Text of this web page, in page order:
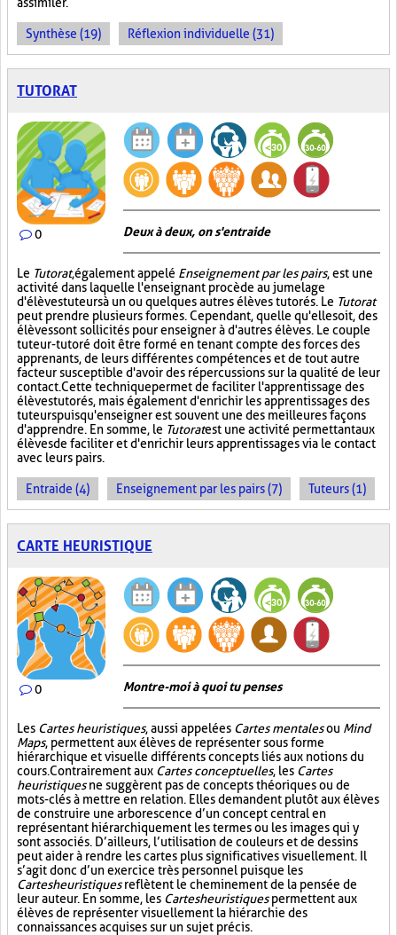
Synthèse (19) Réflexion individuelle (31)
TUTORAT
0 Deux à deux, on s'entraide
Le Tutorat, également appelé Enseignement par les pairs, est une
activité dans laquelle l'enseignant procède au jumelage
d'élèves tuteurs à un ou quelques autres élèves tutorés. Le Tutorat
peut prendre plusieurs formes. Cependant, quelle qu'elle soit, des
élèves sont sollicités pour enseigner à d'autres élèves. Le couple
tuteur-tutoré doit être formé en tenant compte des forces des
apprenants, de leurs différentes compétences et de tout autre
facteur susceptible d'avoir des répercussions sur la qualité de leur
contact. Cette technique permet de faciliter l'apprentissage des
élèves tutorés, mais également d'enrichir les apprentissages des
tuteurs puisqu'enseigner est souvent une des meilleures façons
d'apprendre. En somme, le Tutoratest une activité permettant aux
élèves de faciliter et d'enrichir leurs apprentissages via le contact
avec leurs pairs.
Entraide (4) Enseignement par les pairs (7) Tuteurs (1)
CARTE HEURISTIQUE
0 Montre-moi à quoi tu penses
Les Cartes heuristiques, aussi appelées Cartes mentalesou Mind
Maps, permettent aux élèves de représenter sous forme
hiérarchique et visuelle différents concepts liés aux notions du
cours. Contrairement aux Cartes conceptuelles, les Cartes
heuristiquesne suggèrent pas de concepts théoriques ou de
mots-clés à mettre en relation. Elles demandent plutôt aux élèves
de construire une arborescence d’un concept central en
représentant hiérarchiquement les termes ou les images qui y
sont associés. D’ailleurs, l’utilisation de couleurs et de dessins
peut aider à rendre les cartes plus significatives visuellement. Il
s’agit donc d’un exercice très personnel puisque les
Cartes heuristiquesreflètent le cheminement de la pensée de
leur auteur. En somme, les Cartes heuristiquespermettent aux
élèves de représenter visuellement la hiérarchie des
connaissances acquises sur un sujet précis.